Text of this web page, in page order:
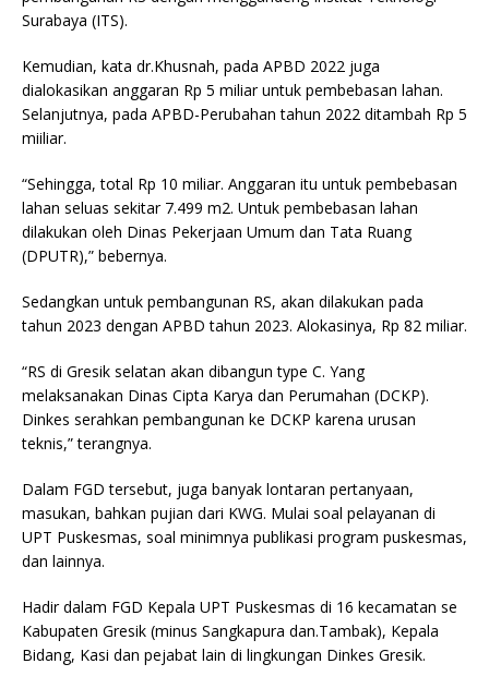
Surabaya (ITS).
Kemudian, kata dr.Khusnah, pada APBD 2022 juga
dialokasikan anggaran Rp 5 miliar untuk pembebasan lahan.
Selanjutnya, pada APBD-Perubahan tahun 2022 ditambah Rp 5
miiliar.
“Sehingga, total Rp 10 miliar. Anggaran itu untuk pembebasan
lahan seluas sekitar 7.499 m2. Untuk pembebasan lahan
dilakukan oleh Dinas Pekerjaan Umum dan Tata Ruang
(DPUTR),” bebernya.
Sedangkan untuk pembangunan RS, akan dilakukan pada
tahun 2023 dengan APBD tahun 2023. Alokasinya, Rp 82 miliar.
“RS di Gresik selatan akan dibangun type C. Yang
melaksanakan Dinas Cipta Karya dan Perumahan (DCKP).
Dinkes serahkan pembangunan ke DCKP karena urusan
teknis,” terangnya.
Dalam FGD tersebut, juga banyak lontaran pertanyaan,
masukan, bahkan pujian dari KWG. Mulai soal pelayanan di
UPT Puskesmas, soal minimnya publikasi program puskesmas,
dan lainnya.
Hadir dalam FGD Kepala UPT Puskesmas di 16 kecamatan se
Kabupaten Gresik (minus Sangkapura dan.Tambak), Kepala
Bidang, Kasi dan pejabat lain di lingkungan Dinkes Gresik.